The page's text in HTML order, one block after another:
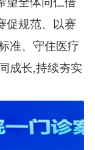
促规范、以赛
准、守住医疗
成长,持续夯实